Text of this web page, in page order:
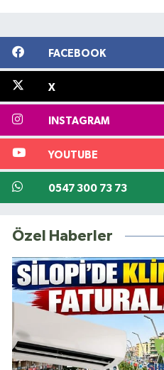
FACEBOOK
X
INSTAGRAM
YOUTUBE
0547 300 73 73
Özel Haberler